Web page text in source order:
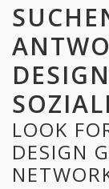
LOOK
DESIGN